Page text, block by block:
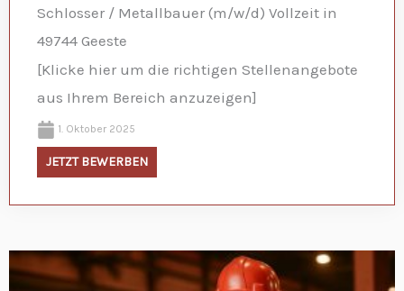
Schlosser / Metallbauer (m/w/d) Vollzeit in
49744 Geeste
[Klicke hier um die richtigen Stellenangebote
aus Ihrem Bereich anzuzeigen]
1. Oktober 2025
JETZT BEWERBEN